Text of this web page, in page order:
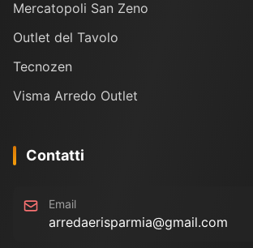
Mercatopoli San Zeno
Outlet del Tavolo
Tecnozen
Visma Arredo Outlet
Contatti
Email
arredaerisparmia@gmail.com